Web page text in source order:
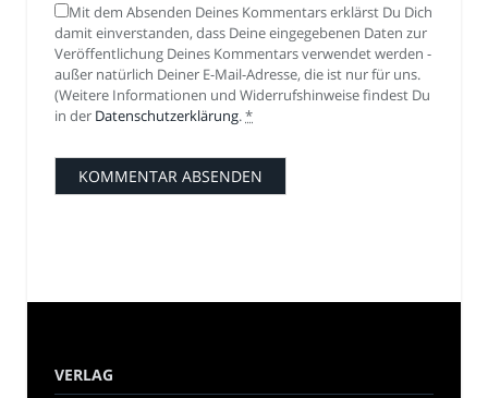
Mit dem Absenden Deines Kommentars erklärst Du Dich
damit einverstanden, dass Deine eingegebenen Daten zur
Veröffentlichung Deines Kommentars verwendet werden -
außer natürlich Deiner E-Mail-Adresse, die ist nur für uns.
(Weitere Informationen und Widerrufshinweise findest Du
in der Datenschutzerklärung.*
VERLAG